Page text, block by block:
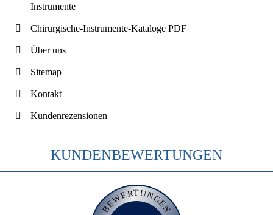
Instrumente
Chirurgische-Instrumente-Kataloge PDF
Über uns
Sitemap
Kontakt
Kundenrezensionen
KUNDENBEWERTUNGEN
BEWERTUNGEN